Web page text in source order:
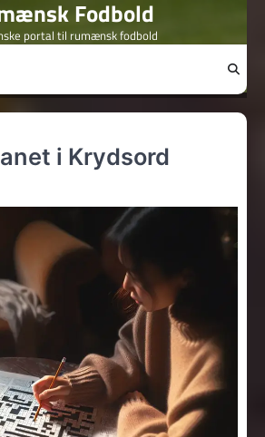
Fodbold
portal til rumænsk fodbold
i Krydsord